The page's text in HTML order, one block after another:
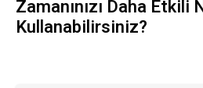
Zamanınızı Daha Etkili
Kullanabilirsiniz?